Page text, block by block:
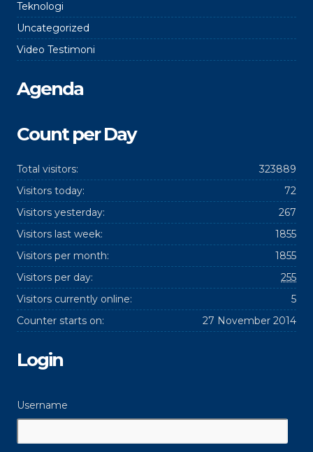
Teknologi
Uncategorized
Video Testimoni
Agenda
Count per Day
323889
Total visitors:
72
Visitors today:
267
Visitors yesterday:
1855
Visitors last week:
1855
Visitors per month:
255
Visitors per day:
5
Visitors currently online:
27 November 2014
Counter starts on:
Login
Username